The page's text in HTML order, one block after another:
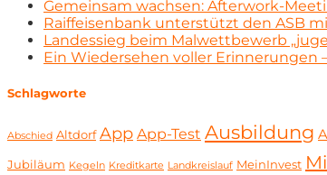
Gemeinsam wachsen: Afterwork-
Raiffeisenbank unterstützt den ASB
Landessieg beim Malwettbewerb
Ein Wiedersehen voller Erinnerungen
Schlagworte
Abschied Altdorf App App-Test Ausbildung
Jubiläum Kegeln Kreditkarte Landkreislauf MeinInvest